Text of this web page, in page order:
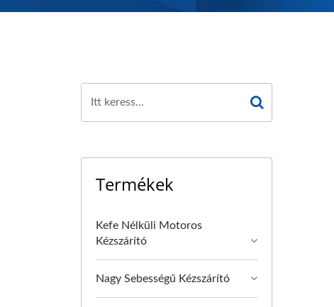
Termékek
Kefe Nélküli Motoros
Kézszárító
Nagy Sebességű Kézszárító